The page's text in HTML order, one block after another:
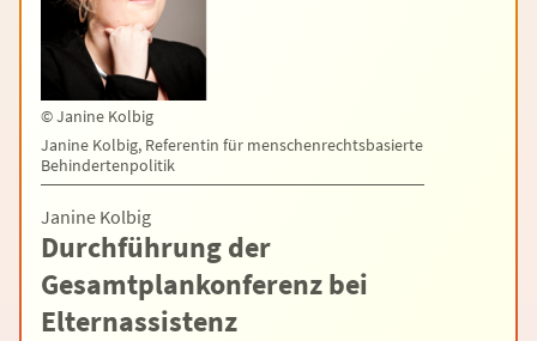
©Janine Kolbig
Janine Kolbig, Referentin für menschenrechtsbasierte
Behindertenpolitik
Janine Kolbig
Durchführung der
Gesamtplankonferenz bei
Elternassistenz